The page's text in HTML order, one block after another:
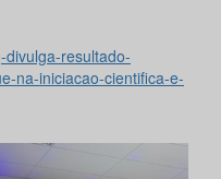
resultado-
na-iniciacao-cientifica-e-